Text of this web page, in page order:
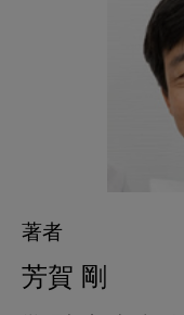
著者
芳賀 剛